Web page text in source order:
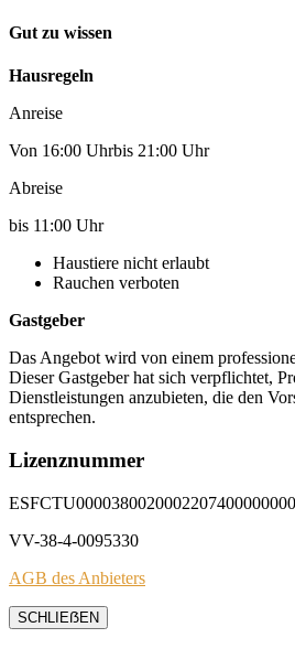
Gut zu wissen
Hausregeln
Anreise
Von 16:00 Uhrbis 21:00 Uhr
Abreise
bis 11:00 Uhr
Haustiere nicht erlaubt
Rauchen verboten
Gastgeber
Das Angebot wird von einem
Dieser Gastgeber hat sich verpflichtet,
Dienstleistungen anzubieten, die den
entsprechen.
Lizenznummer
VV-38-4-0095330
AGB des Anbieters
SCHLIEẞEN